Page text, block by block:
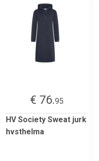
€ 76.95
HV Society Sweat jurk
hvsthelma